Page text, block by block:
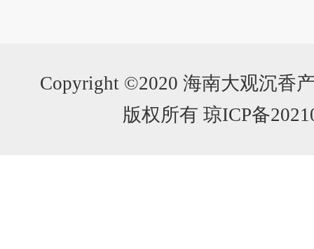
Copyright ©2020 海南大观沉香
版权所有 琼ICP备